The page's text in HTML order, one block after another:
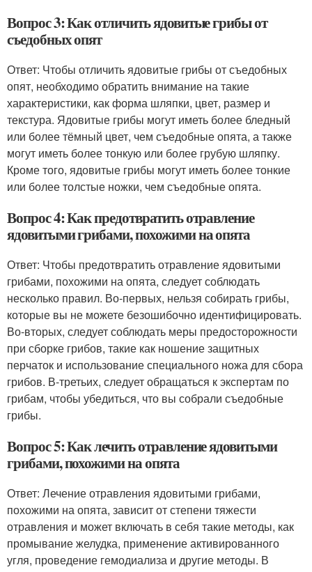
Вопрос 3: Как отличить ядовитые грибы от
съедобных опят
Ответ: Чтобы отличить ядовитые грибы от съедобных
опят, необходимо обратить внимание на такие
характеристики, как форма шляпки, цвет, размер и
текстура. Ядовитые грибы могут иметь более бледный
или более тёмный цвет, чем съедобные опята, а также
могут иметь более тонкую или более грубую шляпку.
Кроме того, ядовитые грибы могут иметь более тонкие
или более толстые ножки, чем съедобные опята.
Вопрос 4: Как предотвратить отравление
ядовитыми грибами, похожими на опята
Ответ: Чтобы предотвратить отравление ядовитыми
грибами, похожими на опята, следует соблюдать
несколько правил. Во-первых, нельзя собирать грибы,
которые вы не можете безошибочно идентифицировать.
Во-вторых, следует соблюдать меры предосторожности
при сборке грибов, такие как ношение защитных
перчаток и использование специального ножа для сбора
грибов. В-третьих, следует обращаться к экспертам по
грибам, чтобы убедиться, что вы собрали съедобные
грибы.
Вопрос 5: Как лечить отравление ядовитыми
грибами, похожими на опята
Ответ: Лечение отравления ядовитыми грибами,
похожими на опята, зависит от степени тяжести
отравления и может включать в себя такие методы, как
промывание желудка, применение активированного
угля, проведение гемодиализа и другие методы. В